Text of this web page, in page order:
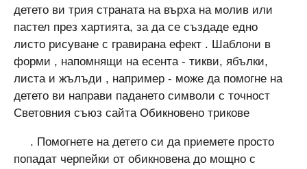
детето ви трия страната на върха на молив или
пастел през хартията, за да се създаде едно
листо рисуване с гравирана ефект . Шаблони в
форми , напомнящи на есента - тикви, ябълки,
листа и жълъди , например - може да помогне на
детето ви направи падането символи с точност
Световния съюз сайта Обикновено трикове
. Помогнете на детето си да приемете просто
попадат черпейки от обикновена до мощно с